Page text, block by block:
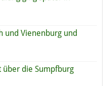
und Vienenburg und
über die Sumpfburg